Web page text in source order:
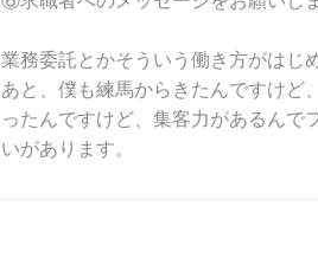
業務委託とかそういう働き方がはじ
あと、僕も練馬からきたんですけど
ったんですけど、集客力があるん
いがあります。